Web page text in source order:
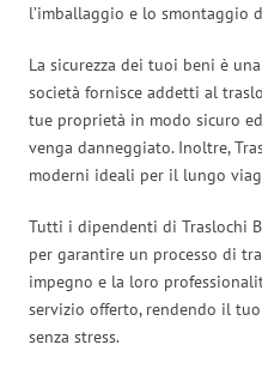
l’imballaggio e lo smontaggio
La sicurezza dei tuoi beni è
società fornisce addetti al
tue proprietà in modo sicuro
venga danneggiato. Inoltre,
moderni ideali per il lungo
Tutti i dipendenti di Traslochi
per garantire un processo di
impegno e la loro
servizio offerto, rendendo il
senza stress.